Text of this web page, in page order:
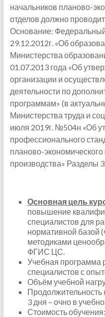
начальников планово-
отделов должно
Основание:
29.12.2012г. «Об
Министерства
01.07.2013 года «Об
организации и
деятельности по
программам» (в
Министерства труда и
июля 2019г. №504н «Об
профессионального
планово-
производства» Разделы
Основная цель
повышение
специалистов для
нормативной
методиками
ФГИС ЦС.
Учебная программа
специалистов с
Объём учебной
Продолжительность
3 дня – очно в
Стоимость